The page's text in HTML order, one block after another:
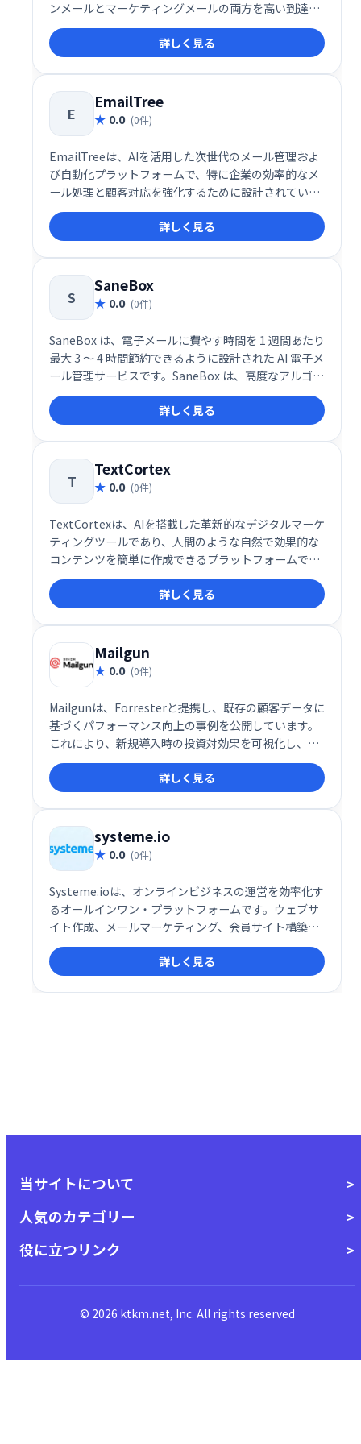
ンメールとマーケティングメールの両方を高い到達率
とスピードで届けることに特化したソリューションで
す。メールの信頼性や配信パフォーマンスに加え、開
発者体験（DX）を徹底的に重視した設計により、
SaaS企業やスタートアップを中心に注目を集めていま
す。
詳しく見る
E
EmailTree
0.0 (0件)
EmailTreeは、AIを活用した次世代のメール管理およ
び自動化プラットフォームで、特に企業の効率的なメ
ール処理と顧客対応を強化するために設計されていま
す。このサービスは、AIによるメールの分類、返信提
案、センチメント分析を統合し、受信トレイ管理の生
産性を劇的に向上させます。
詳しく見る
S
SaneBox
0.0 (0件)
SaneBox は、電子メールに費やす時間を 1 週間あたり
最大 3 ～ 4 時間節約できるように設計された AI 電子メ
ール管理サービスです。SaneBox は、高度なアルゴリ
ズムと機械学習を使用して、受信した電子メールを重
要度に応じて自動的にフォルダーに分類します。これ
により、無関係なメッセージを分類する時間を減ら
し、重要なこと、つまり電子メール以外のあらゆるこ
とに集中できるようになります。
詳しく見る
T
TextCortex
0.0 (0件)
TextCortexは、AIを搭載した革新的なデジタルマーケ
ティングツールであり、人間のような自然で効果的な
コンテンツを簡単に作成できるプラットフォームで
す。この多機能ツールは、企業やマーケターが効率的
に高品質なコンテンツを作成・管理できるように設計
されており、書き換えや要約、トーン調整など、コン
テンツ制作に必要な機能を一元化しています。
詳しく見る
Mailgun
0.0 (0件)
Mailgunは、Forresterと提携し、既存の顧客データに
基づくパフォーマンス向上の事例を公開しています。
これにより、新規導入時の投資対効果を可視化し、信
頼性を高めています。
詳しく見る
systeme.io
0.0 (0件)
Systeme.ioは、オンラインビジネスの運営を効率化す
るオールインワン・プラットフォームです。ウェブサ
イト作成、メールマーケティング、会員サイト構築、
アフィリエイト機能など、ビジネスに必要なツールが
全て揃っています。30万人以上の起業家が利用し、そ
の信頼性を証明しています。規模や目的に関わらず、
オンラインビジネスの成長を強力にサポートします。
詳しく見る
当サイトについて
人気のカテゴリー
役に立つリンク
© 2026 ktkm.net, Inc. All rights reserved